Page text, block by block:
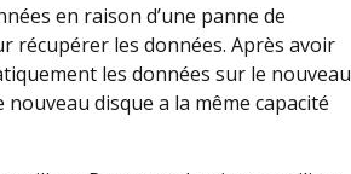
en raison d’une panne de
récupérer les données. Après avoir
les données sur le nouveau
disque a la même capacité